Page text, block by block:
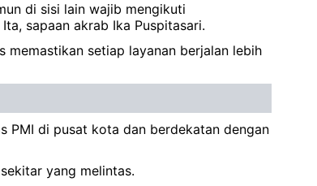
di sisi lain wajib mengikuti
sapaan akrab Ika Puspitasari.
setiap layanan berjalan lebih
PMI di pusat kota dan berdekatan dengan
yang melintas.